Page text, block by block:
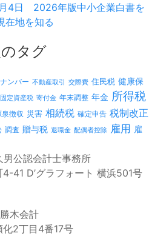
4日 2026年版中小企業白書を
在地を知る
タグ
ンバー 不動産取引 交際費 住民税 健康保
固定資産税 寄付金 年末調整 年金 所得税
泉徴収 災害 相続税 確定申告 税制改正
調査 贈与税 退職金 配偶者控除 雇用 雇
公認会計士事務所
41 D’グラフォート 横浜501号
木会計
2丁目4番17号